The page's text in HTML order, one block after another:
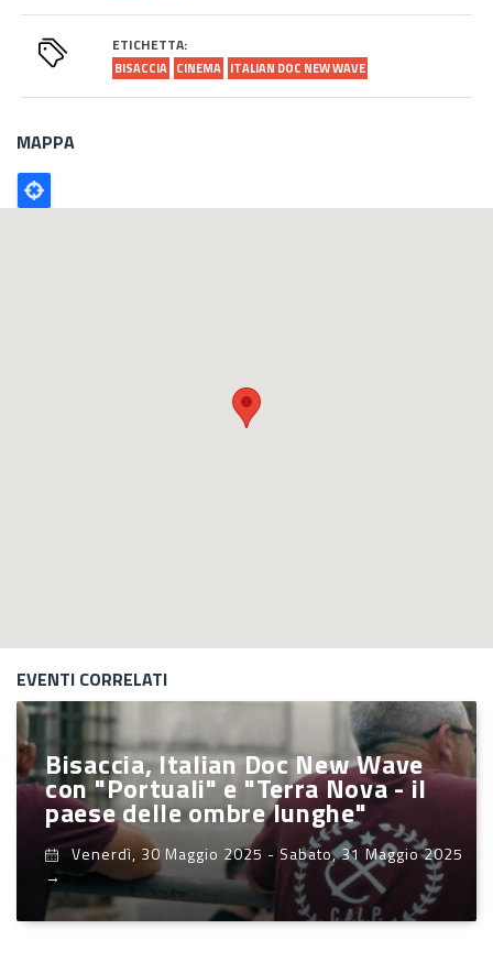
ETICHETTA:
BISACCIA CINEMA ITALIAN DOC NEW WAVE
MAPPA
Poligono
GEO
EVENTI CORRELATI
Bisaccia, Italian Doc New Wave
con "Portuali" e "Terra Nova - il
paese delle ombre lunghe"
Venerdì, 30 Maggio 2025 - Sabato, 31 Maggio 2025
→